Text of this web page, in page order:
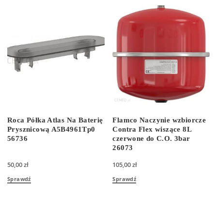
Roca Półka Atlas Na Baterię
Prysznicową A5B4961Tp0
56736
50,00zł
Sprawdź
Flamco Naczynie wzbiorcze
Contra Flex wiszące 8L
czerwone do C.O. 3bar
26073
105,00zł
Sprawdź